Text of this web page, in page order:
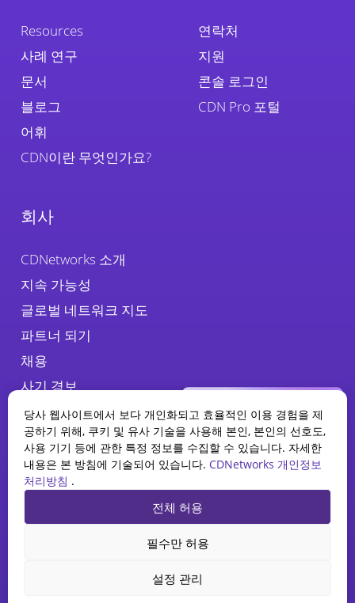
Resources
사례 연구
문서
블로그
어휘
CDN이란 무엇인가요?
연락처
지원
콘솔 로그인
CDN Pro 포털
회사
CDNetworks 소개
지속 가능성
글로벌 네트워크 지도
파트너 되기
채용
사기 경보
딩) 04555 – All rights reserved.
법적 고지
당사 웹사이트에서 보다 개인화되고 효율적인 이용 경험을 제
공하기 위해, 쿠키 및 유사 기술을 사용해 본인, 본인의 선호도,
사용 기기 등에 관한 특정 정보를 수집할 수 있습니다. 자세한
내용은 본 방침에 기술되어 있습니다. CDNetworks 개인정보
처리방침 .
전체 허용
필수만 허용
설정 관리
WAAP 보고서
을 어떻게 재편하고 있는지 알아보